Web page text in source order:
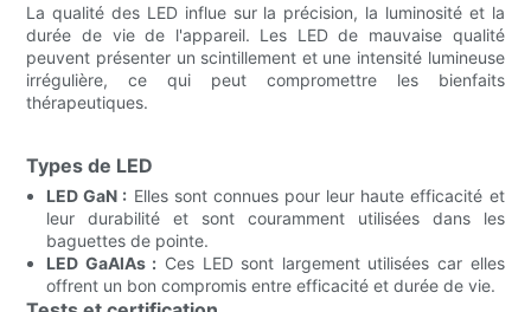
La qualité des LED influe sur la précision, la luminosité et la
durée de vie de l'appareil. Les LED de mauvaise qualité
peuvent présenter un scintillement et une intensité lumineuse
irrégulière, ce qui peut compromettre les bienfaits
thérapeutiques.
Types de LED
LED GaN : Elles sont connues pour leur haute efficacité et
leur durabilité et sont couramment utilisées dans les
baguettes de pointe.
LED GaAlAs : Ces LED sont largement utilisées car elles
offrent un bon compromis entre efficacité et durée de vie.